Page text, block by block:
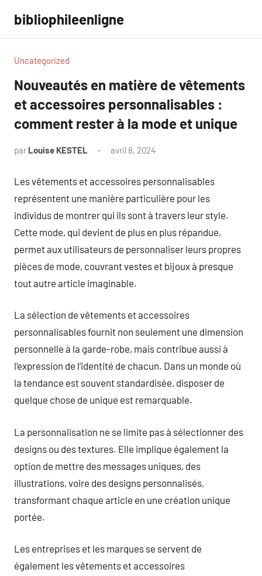
contenu
bibliophileenligne
Uncategorized
Nouveautés en matière de vêtements
et accessoires personnalisables :
comment rester à la mode et unique
par Louise KESTEL avril 8, 2024
Les vêtements et accessoires personnalisables
représentent une manière particulière pour les
individus de montrer qui ils sont à travers leur style.
Cette mode, qui devient de plus en plus répandue,
permet aux utilisateurs de personnaliser leurs propres
pièces de mode, couvrant vestes et bijoux à presque
tout autre article imaginable.
La sélection de vêtements et accessoires
personnalisables fournit non seulement une dimension
personnelle à la garde-robe, mais contribue aussi à
l’expression de l’identité de chacun. Dans un monde où
la tendance est souvent standardisée, disposer de
quelque chose de unique est remarquable.
La personnalisation ne se limite pas à sélectionner des
designs ou des textures. Elle implique également la
option de mettre des messages uniques, des
illustrations, voire des designs personnalisés,
transformant chaque article en une création unique
portée.
Les entreprises et les marques se servent de
également les vêtements et accessoires